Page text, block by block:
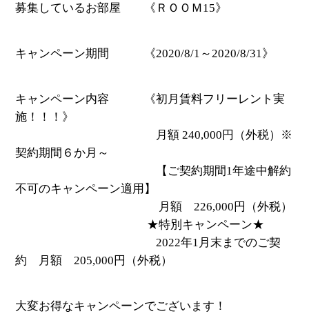
募集しているお部屋 《ＲＯＯＭ15》
キャンペーン期間 《2020/8/1～2020/8/31》
キャンペーン内容 《初月賃料フリーレント実
施！！！》
月額 240,000円（外税）※
契約期間６か月～
【ご契約期間1年途中解約
不可のキャンペーン適用】
月額 226,000円（外税）
★特別キャンペーン★
2022年1月末までのご契
約 月額 205,000円（外税）
大変お得なキャンペーンでございます！